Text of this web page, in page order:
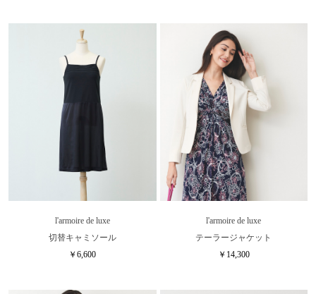
l'armoire de luxe
切替キャミソール
￥6,600
l'armoire de luxe
テーラージャケット
￥14,300